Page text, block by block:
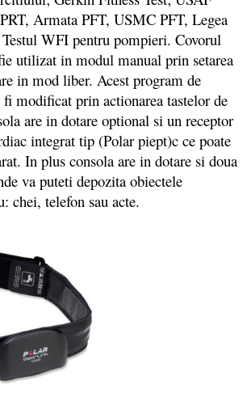
Armata PFT, USMC PFT, Legea
WFI pentru pompieri. Covorul
utilizat in modul manual prin setarea
in mod liber. Acest program de
fi modificat prin actionarea tastelor de
are in dotare optional si un receptor
integrat tip (Polar piept)c ce poate
In plus consola are in dotare si doua
va puteti depozita obiectele
chei, telefon sau acte.